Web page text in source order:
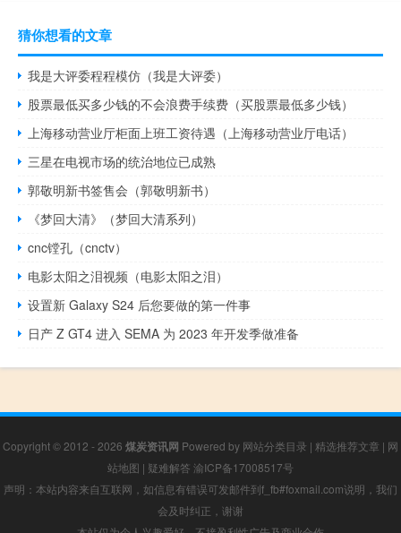
猜你想看的文章
我是大评委程程模仿（我是大评委）
股票最低买多少钱的不会浪费手续费（买股票最低多少钱）
上海移动营业厅柜面上班工资待遇（上海移动营业厅电话）
三星在电视市场的统治地位已成熟
郭敬明新书签售会（郭敬明新书）
《梦回大清》（梦回大清系列）
cnc镗孔（cnctv）
电影太阳之泪视频（电影太阳之泪）
设置新 Galaxy S24 后您要做的第一件事
日产 Z GT4 进入 SEMA 为 2023 年开发季做准备
Copyright © 2012 - 2026 煤炭资讯网 Powered by 网站分类目录 | 精选推荐文章 | 网
站地图 | 疑难解答 渝ICP备17008517号
声明：本站内容来自互联网，如信息有错误可发邮件到f_fb#foxmail.com说明，我们
会及时纠正，谢谢